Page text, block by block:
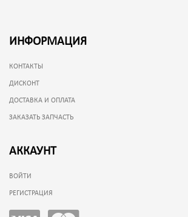
ИНФОРМАЦИЯ
КОНТАКТЫ
ДИСКОНТ
ДОСТАВКА И ОПЛАТА
ЗАКАЗАТЬ ЗАПЧАСТЬ
АККАУНТ
ВОЙТИ
РЕГИСТРАЦИЯ